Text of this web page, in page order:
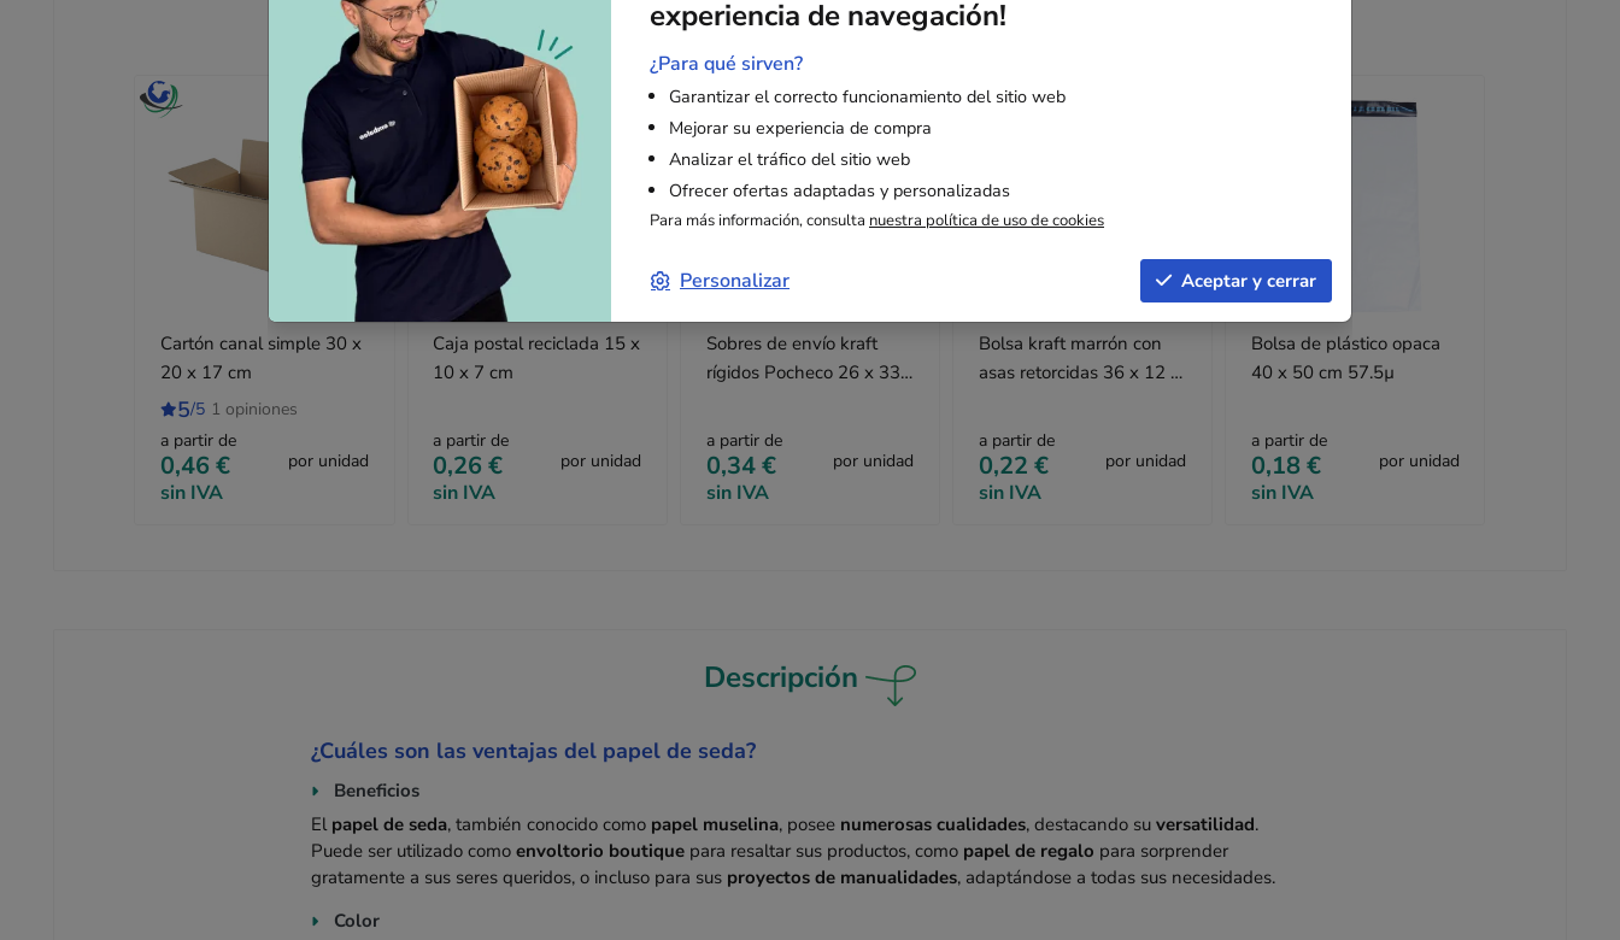
Artículos adicionales
Cartón canal simple 30 x
20 x 17 cm
5/5 1 opiniones
a partir de
0,46 €
sin IVA
por unidad
Caja postal reciclada 15 x
10 x 7 cm
a partir de
0,26 €
sin IVA
por unidad
Sobres de envío kraft
rígidos Pocheco 26 x 33
a partir de
0,34 €
sin IVA
por unidad
Bolsa kraft marrón con
asas retorcidas 36 x 12 x
a partir de
0,22 €
sin IVA
por unidad
Bolsa de plástico opaca
40 x 50 cm 57.5µ
a partir de
0,18 €
sin IVA
por unidad
Descripción
¿Cuáles son las ventajas del papel de seda?
Beneficios
El papel de seda, también conocido como papel muselina, posee numerosas cualidades, destacando suversatilidad.
Puede ser utilizado comoenvoltorio boutique para resaltar sus productos, como papel de regalo para sorprender
gratamente a sus seres queridos, o incluso para sus proyectos de manualidades, adaptándose a todas sus necesidades.
Color
experiencia de navegación!
¿Para qué sirven?
Garantizar el correcto funcionamiento del sitio web
Mejorar su experiencia de compra
Analizar el tráfico del sitio web
Ofrecer ofertas adaptadas y personalizadas
Para más información, consulta nuestra política de uso de cookies
Personalizar Aceptar y cerrar